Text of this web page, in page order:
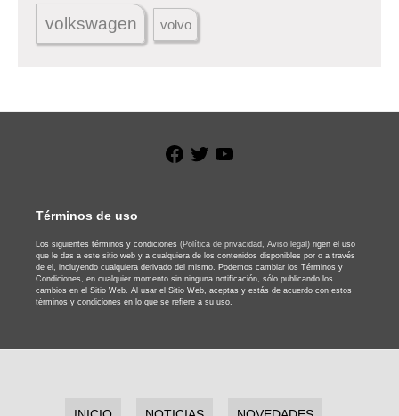
volkswagen volvo
Facebook
Twitter
Términos de uso
Los siguientes términos y condiciones (Política de privacidad, Aviso legal) rigen el uso
que le das a este sitio web y a cualquiera de los contenidos disponibles por o a través
de el, incluyendo cualquiera derivado del mismo. Podemos cambiar los Términos y
Condiciones, en cualquier momento sin ninguna notificación, sólo publicando los
cambios en el Sitio Web. Al usar el Sitio Web, aceptas y estás de acuerdo con estos
términos y condiciones en lo que se refiere a su uso.